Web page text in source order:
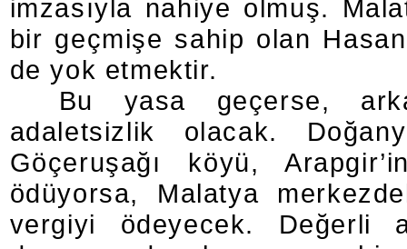
imzasıyla nahiye olmuş.
bir geçmişe sahip olan
de yok etmektir.
Bu yasa geçerse,
adaletsizlik olacak.
Göçeruşağı köyü,
ödüyorsa, Malatya
vergiyi ödeyecek. Değerli